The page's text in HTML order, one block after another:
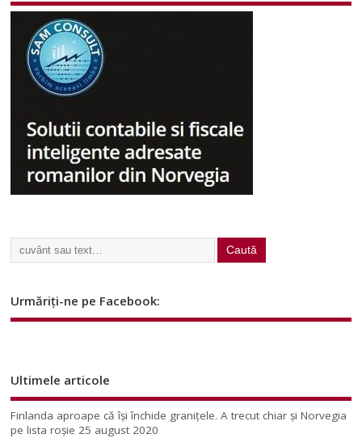
Urmăriți-ne pe Facebook:
Ultimele articole
Finlanda aproape că își închide granițele. A trecut chiar și Norvegia
pe lista roșie 25 august 2020